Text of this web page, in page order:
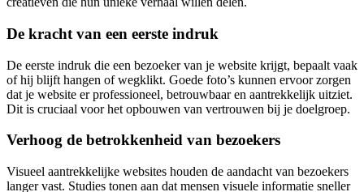
De kracht van een eerste indruk
De eerste indruk die een bezoeker van je website krijgt, bepaalt vaak
of hij blijft hangen of wegklikt. Goede foto’s kunnen ervoor zorgen
dat je website er professioneel, betrouwbaar en aantrekkelijk uitziet.
Dit is cruciaal voor het opbouwen van vertrouwen bij je doelgroep.
Verhoog de betrokkenheid van bezoekers
Visueel aantrekkelijke websites houden de aandacht van bezoekers
langer vast. Studies tonen aan dat mensen visuele informatie sneller